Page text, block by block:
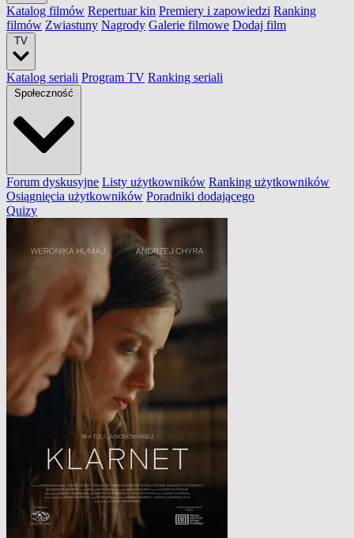
Katalog filmów Repertuar kin Premiery i zapowiedzi Ranking
filmów Zwiastuny Nagrody Galerie filmowe Dodaj film
TV
Katalog seriali Program TV Ranking seriali
Społeczność
Forum dyskusyjne Listy użytkowników Ranking użytkowników
Osiągnięcia użytkowników Poradniki dodającego
Quizy